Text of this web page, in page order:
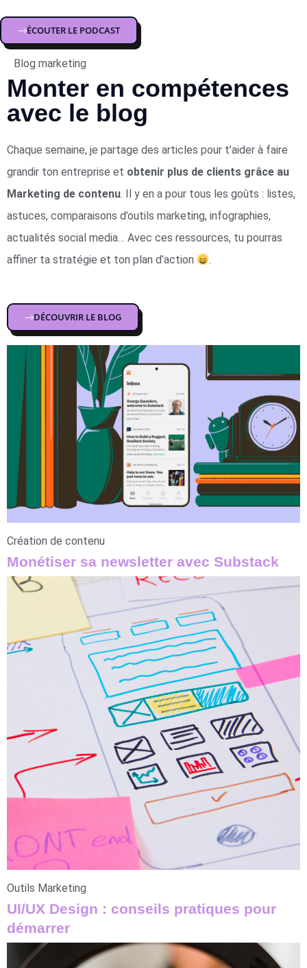
ÉCOUTER LE PODCAST
Blog marketing
Monter en compétences
avec le blog
Chaque semaine, je partage des articles pour t’aider à faire
grandir ton entreprise et obtenir plus de clients grâce au
Marketing de contenu. Il y en a pour tous les goûts : listes,
astuces, comparaisons d’outils marketing, infographies,
actualités social media… Avec ces ressources, tu pourras
affiner ta stratégie et ton plan d’action
.
DÉCOUVRIR LE BLOG
Création de contenu
Monétiser sa newsletter avec Substack
Outils Marketing
UI/UX Design : conseils pratiques pour
démarrer